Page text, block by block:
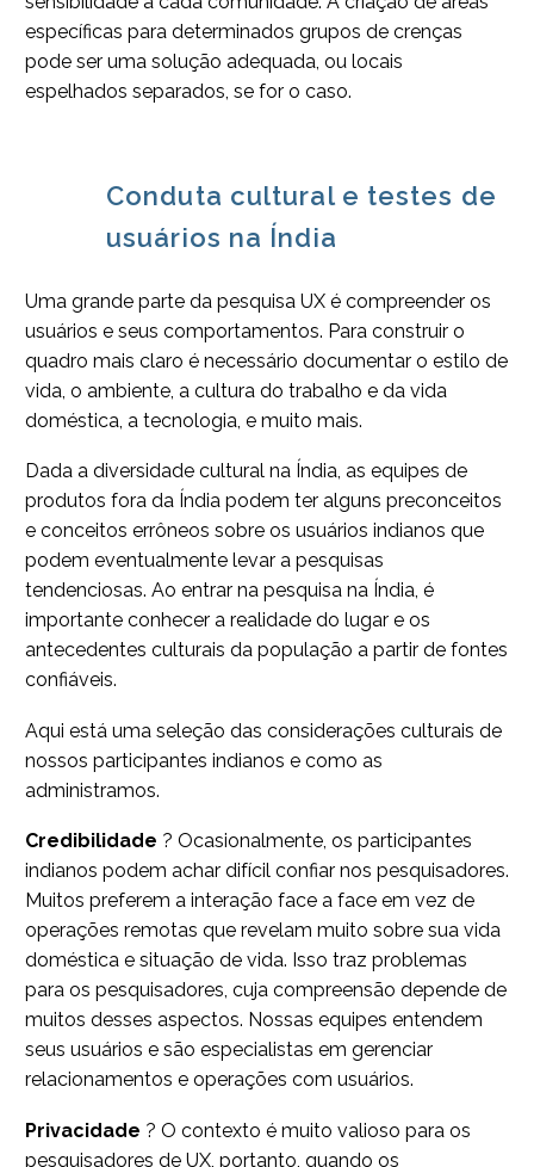
específicas para determinados grupos de crenças
pode ser uma solução adequada, ou locais
espelhados separados, se for o caso.
Conduta cultural e testes de
usuários na Índia
Uma grande parte da pesquisa UX é compreender os
usuários e seus comportamentos. Para construir o
quadro mais claro é necessário documentar o estilo de
vida, o ambiente, a cultura do trabalho e da vida
doméstica, a tecnologia, e muito mais.
Dada a diversidade cultural na Índia, as equipes de
produtos fora da Índia podem ter alguns preconceitos
e conceitos errôneos sobre os usuários indianos que
podem eventualmente levar a pesquisas
tendenciosas. Ao entrar na pesquisa na Índia, é
importante conhecer a realidade do lugar e os
antecedentes culturais da população a partir de fontes
confiáveis.
Aqui está uma seleção das considerações culturais de
nossos participantes indianos e como as
administramos.
Credibilidade ? Ocasionalmente, os participantes
indianos podem achar difícil confiar nos pesquisadores.
Muitos preferem a interação face a face em vez de
operações remotas que revelam muito sobre sua vida
doméstica e situação de vida. Isso traz problemas
para os pesquisadores, cuja compreensão depende de
muitos desses aspectos. Nossas equipes entendem
seus usuários e são especialistas em gerenciar
relacionamentos e operações com usuários.
Privacidade ? O contexto é muito valioso para os
pesquisadores de UX, portanto, quando os